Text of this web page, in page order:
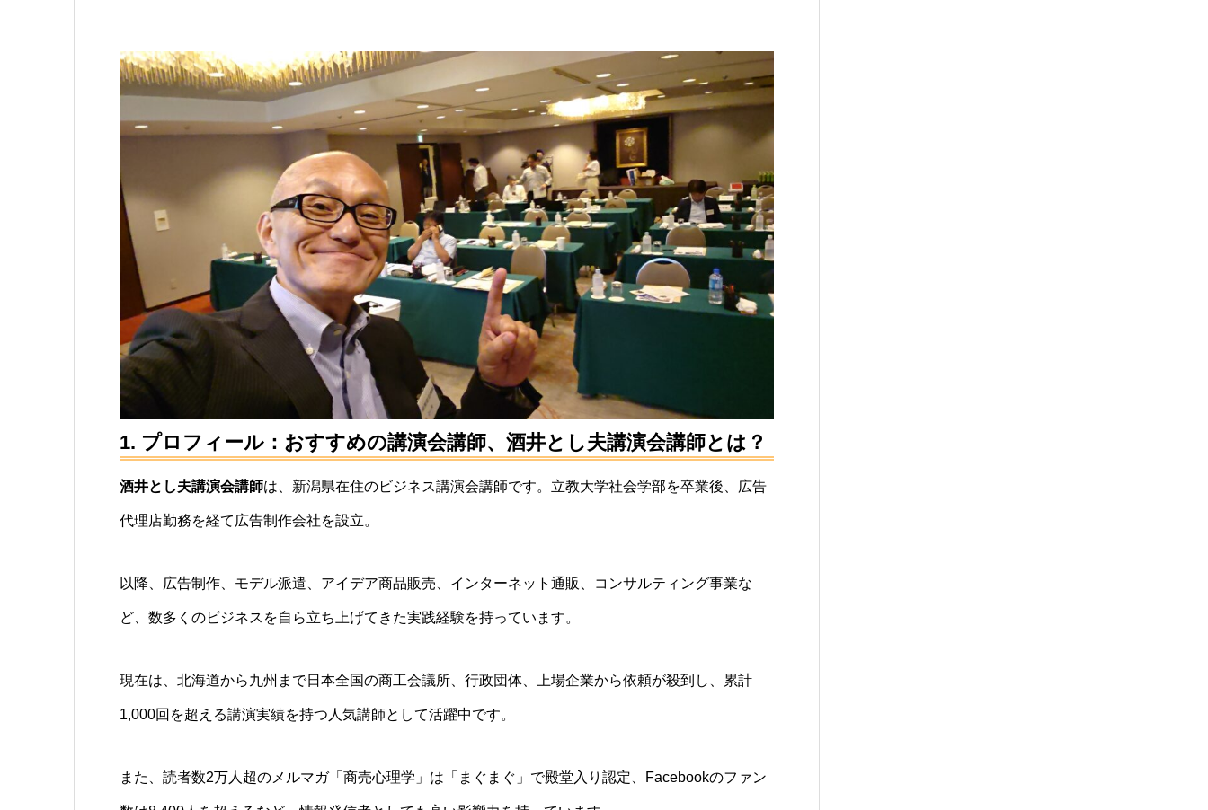
1. プロフィール：おすすめの講演会講師、酒井とし夫講演会講師とは？
酒井とし夫講演会講師は、新潟県在住のビジネス講演会講師です。立教大学社会学部を卒業後、広告
代理店勤務を経て広告制作会社を設立。
以降、広告制作、モデル派遣、アイデア商品販売、インターネット通販、コンサルティング事業な
ど、数多くのビジネスを自ら立ち上げてきた実践経験を持っています。
現在は、北海道から九州まで日本全国の商工会議所、行政団体、上場企業から依頼が殺到し、累計
1,000回を超える講演実績を持つ人気講師として活躍中です。
また、読者数2万人超のメルマガ「商売心理学」は「まぐまぐ」で殿堂入り認定、Facebookのファン